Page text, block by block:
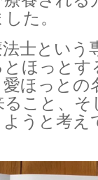
た。
士という
とほっと
ほっとの
こと、
うと考え